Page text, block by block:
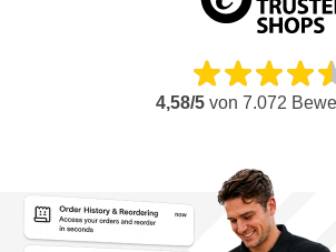
4,58/5von 7.072